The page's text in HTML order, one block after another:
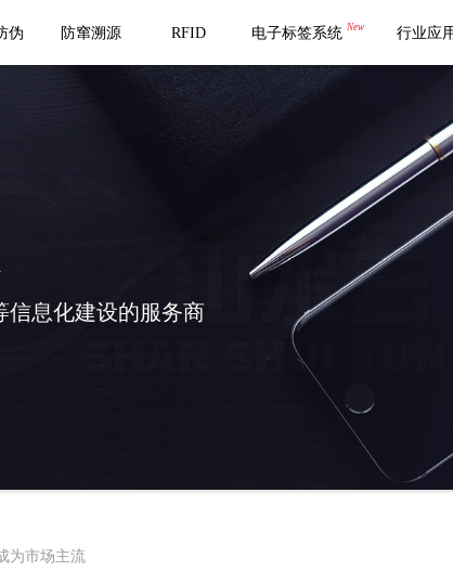
伪 防窜溯源 RFID 电子标签系统 New 行业应
信息化建设的服务商
为市场主流